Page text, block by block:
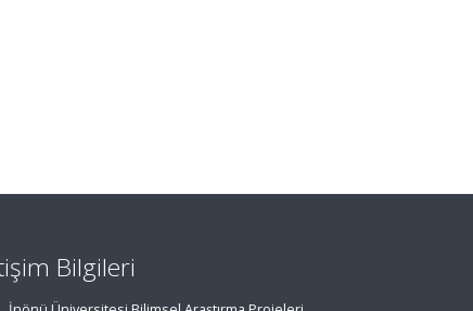
Bilgileri